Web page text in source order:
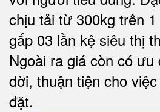
chịu tải từ 300kg trên
gấp 03 lần kệ siêu thị
Ngoài ra giá còn có ưu
dời, thuận tiện cho
đặt.